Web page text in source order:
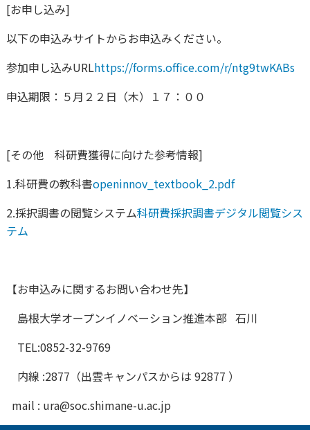
[お申し込み]
以下の申込みサイトからお申込みください。
参加申し込みURLhttps://forms.office.com/r/ntg9twKABs
申込期限：５月２２日（木）１７：００
[その他 科研費獲得に向けた参考情報]
1.科研費の教科書openinnov_textbook_2.pdf
2.採択調書の閲覧システム科研費採択調書デジタル閲覧シス
テム
【お申込みに関するお問い合わせ先】
島根大学オープンイノベーション推進本部 石川
TEL:0852-32-9769
内線 :2877（出雲キャンパスからは 92877 ）
mail : ura@soc.shimane-u.ac.jp